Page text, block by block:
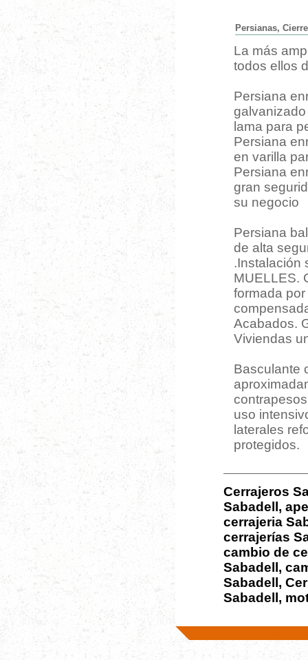
Persianas,
La más
todos ellos
Persiana
lama para
Persiana
en varilla
Persiana
gran
su negocio
Persiana
de alta
.Instalación
MUELLES.
formada
Acabados.
Viviendas
Basculante
uso
laterales
protegidos.
Cerrajeros
Sabadell,
cerrajeria
cerrajerías
cambio de
Sabadell,
Sabadell,
Sabadell,